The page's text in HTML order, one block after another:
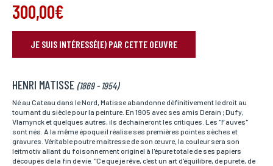
300,00€
JE SUIS INTÉRESSÉ(E) PAR CETTE OEUVRE
RÉSERVER VOTRE OEUVRE
Nom*
vous pouvez nous laisser vos nom et prénom.
Prénom*
Si vous souhaitez recevoir une réponse personnalisée,
HENRI MATISSE (1869 - 1954)
Né au Cateau dans le Nord, Matisse abandonne définitivement le droit au
tournant du siècle pour la peinture. En 1905 avec ses amis Derain ; Dufy,
Vlamynck et quelques autres, ils déchaineront les critiques. Les "Fauves"
sont nés. A la même époque il réalise ses premières pointes sèches et
gravures. Véritable poutre maitresse de son œuvre, la couleur sera son
leitmotiv allant du foisonnement originel à l'épure totale de ses papiers
découpés de la fin de vie. "Ce que je rêve, c'est un art d'équilibre, de pureté, de